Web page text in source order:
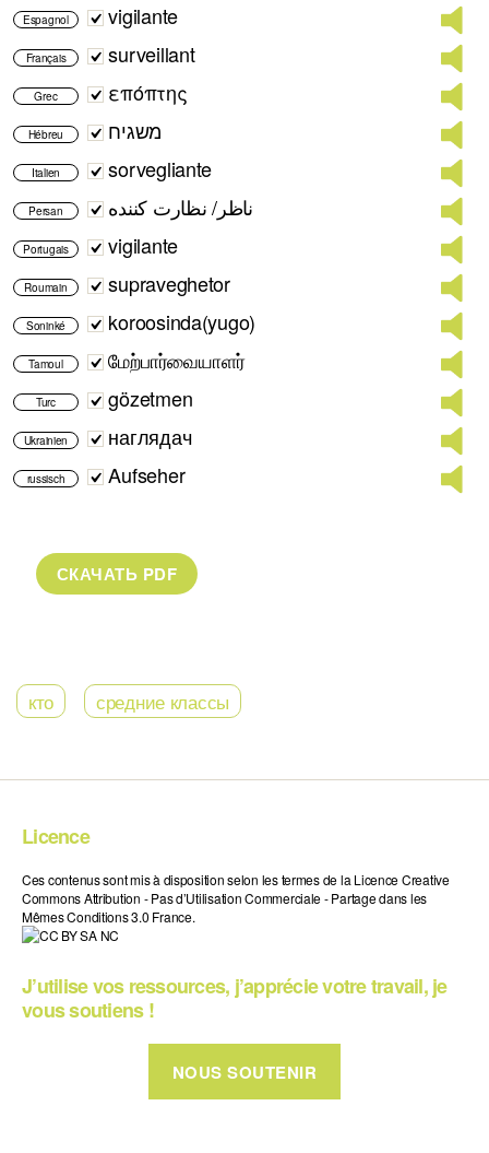
Espagnol vigilante
Français surveillant
Grec επόπτης
Hébreu משגיח
Italien sorvegliante
Persan ناظر/ نظارت کننده
Portugais vigilante
Roumain supraveghetor
Soninké koroosinda(yugo)
Tamoul மேற்பார்வையாளர்
Turc gözetmen
Ukrainien наглядач
russisch Aufseher
кто средние классы
Licence
Ces contenus sont mis à disposition selon les termes de la Licence Creative
Commons Attribution - Pas d’Utilisation Commerciale - Partage dans les
Mêmes Conditions 3.0 France.
J’utilise vos ressources, j’apprécie votre travail, je
vous soutiens !
NOUS SOUTENIR